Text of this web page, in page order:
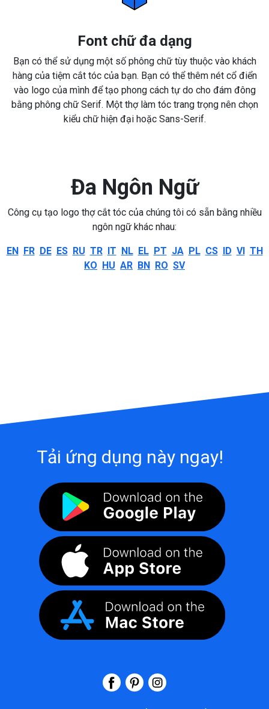
Font chữ đa dạng
Bạn có thể sử dụng một số phông chữ tùy thuộc vào khách
hàng của tiệm cắt tóc của bạn. Bạn có thể thêm nét cổ điển
vào logo của mình để tạo phong cách tự do cho đám đông
bằng phông chữ Serif. Một thợ làm tóc trang trọng nên chọn
kiểu chữ hiện đại hoặc Sans-Serif.
Đa Ngôn Ngữ
Công cụ tạo logo thợ cắt tóc của chúng tôi có sẵn bằng nhiều
ngôn ngữ khác nhau:
EN FR DE ES RU TR IT NL EL PT JA PL CS ID VI TH
KO HU AR BN RO SV
Tải ứng dụng này ngay!